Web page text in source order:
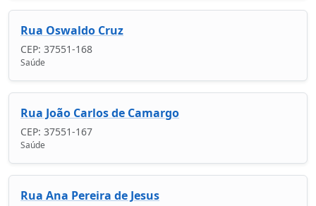
Rua Oswaldo Cruz
CEP: 37551-168
Saúde
Rua João Carlos de Camargo
CEP: 37551-167
Saúde
Rua Ana Pereira de Jesus